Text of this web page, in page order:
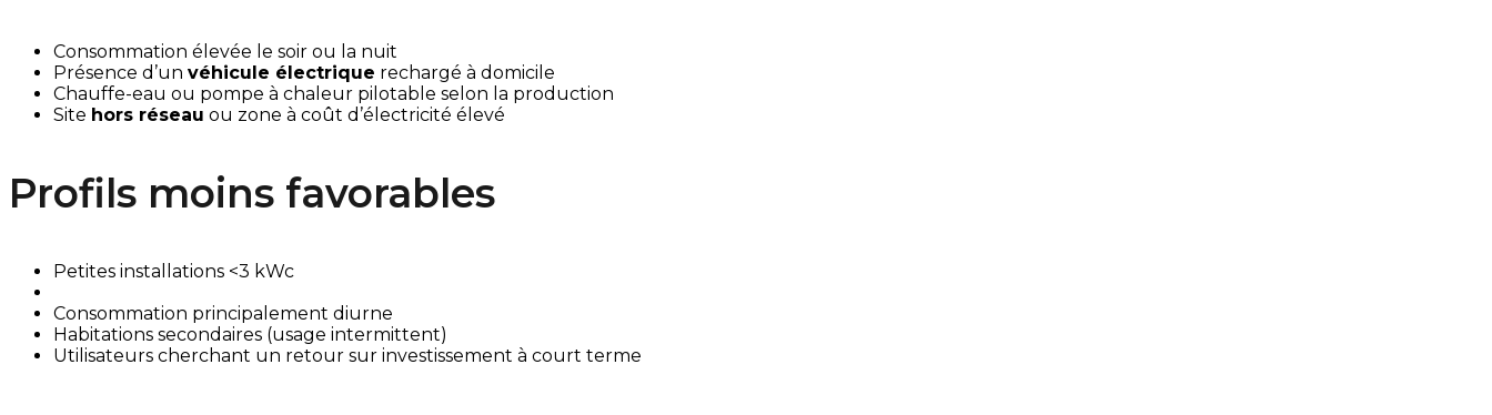
Consommation élevée le soir ou la nuit
Présence d’un véhicule électrique rechargé à domicile
Chauffe-eau ou pompe à chaleur pilotable selon la production
Site hors réseau ou zone à coût d’électricité élevé
Profils moins favorables
Petites installations <3 kWc
Consommation principalement diurne
Habitations secondaires (usage intermittent)
Utilisateurs cherchant un retour sur investissement à court terme